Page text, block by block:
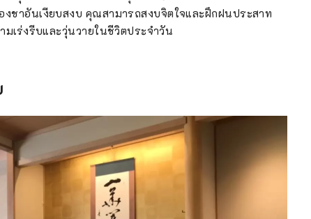
ชาอันเงียบสงบ คุณสามารถสงบจิตใจและฝึกฝนประสาท
เร่งรีบและวุ่นวายในชีวิตประจำวัน